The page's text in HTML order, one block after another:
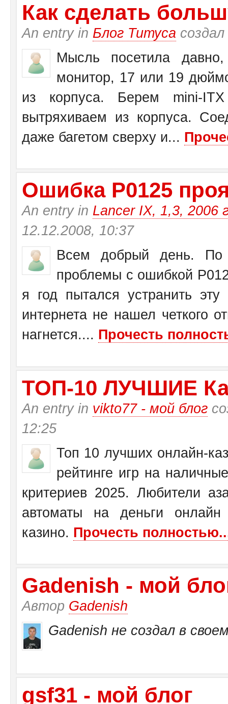
Как сделать
An entry in Блог Титуса
Мысль посетила
монитор, 17 или 19
из корпуса. Берем mini-
вытряхиваем из корпуса.
даже багетом сверху и...
Ошибка Р0125
An entry in Lancer IX, 1,3, 2006
12.12.2008, 10:37
Всем добрый день. По
проблемы с ошибкой
я год пытался устранить
интернета не нашел четкого
нагнется.... Прочесть
ТО­П-10 ЛУЧШИЕ
An entry in vikto77 - мой блог
12:25
Топ 10 лучших онлайн-
рейтинге игр на
критериев 2025. Любители
автоматы на деньги
казино. Прочесть
Gadenish - мой
Автор Gadenish
Gadenish не создал в
gsf31 - мой блог